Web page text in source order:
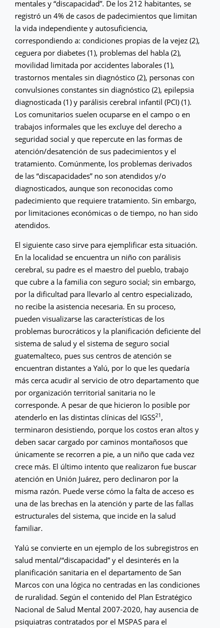
mentales y “discapacidad”. De los 212 habitantes, se
registró un 4% de casos de padecimientos que limitan
la vida independiente y autosuficiencia,
correspondiendo a: condiciones propias de la vejez (2),
ceguera por diabetes (1), problemas del habla (2),
movilidad limitada por accidentes laborales (1),
trastornos mentales sin diagnóstico (2), personas con
convulsiones constantes sin diagnóstico (2), epilepsia
diagnosticada (1) y parálisis cerebral infantil (PCI) (1).
Los comunitarios suelen ocuparse en el campo o en
trabajos informales que les excluye del derecho a
seguridad social y que repercute en las formas de
atención/desatención de sus padecimientos y el
tratamiento. Comúnmente, los problemas derivados
de las “discapacidades” no son atendidos y/o
diagnosticados, aunque son reconocidas como
padecimiento que requiere tratamiento. Sin embargo,
por limitaciones económicas o de tiempo, no han sido
atendidos.
El siguiente caso sirve para ejemplificar esta situación.
En la localidad se encuentra un niño con parálisis
cerebral, su padre es el maestro del pueblo, trabajo
que cubre a la familia con seguro social; sin embargo,
por la dificultad para llevarlo al centro especializado,
no recibe la asistencia necesaria. En su proceso,
pueden visualizarse las características de los
problemas burocráticos y la planificación deficiente del
sistema de salud y el sistema de seguro social
guatemalteco, pues sus centros de atención se
encuentran distantes a Yalú, por lo que les quedaría
más cerca acudir al servicio de otro departamento que
por organización territorial sanitaria no le
corresponde. A pesar de que hicieron lo posible por
atenderlo en las distintas clínicas del IGSS21 ,
terminaron desistiendo, porque los costos eran altos y
deben sacar cargado por caminos montañosos que
únicamente se recorren a pie, a un niño que cada vez
crece más. El último intento que realizaron fue buscar
atención en Unión Juárez, pero declinaron por la
misma razón. Puede verse cómo la falta de acceso es
una de las brechas en la atención y parte de las fallas
estructurales del sistema, que incide en la salud
familiar.
Yalú se convierte en un ejemplo de los subregistros en
salud mental/“discapacidad” y el desinterés en la
planificación sanitaria en el departamento de San
Marcos con una lógica no centradas en las condiciones
de ruralidad. Según el contenido del Plan Estratégico
Nacional de Salud Mental 2007-2020, hay ausencia de
psiquiatras contratados por el MSPAS para el